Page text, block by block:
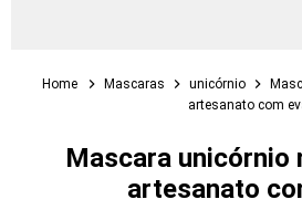
Home Mascaras unicórnio
artesanato com
Mascara unicórnio
artesanato